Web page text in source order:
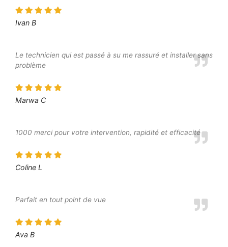
Ivan B
Le technicien qui est passé à su me rassuré et installer sans
problème
Marwa C
1000 merci pour votre intervention, rapidité et efficacité
Coline L
Parfait en tout point de vue
Ava B